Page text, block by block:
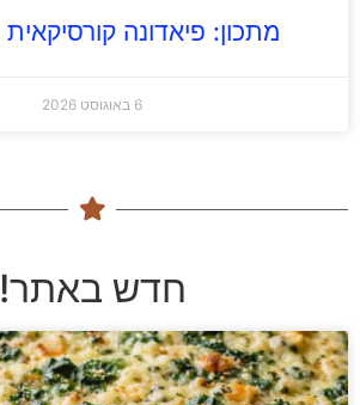
מתכון: פיאדונה קורסיקאית Fiadone
6 באוגוסט 2026
חדש באתר!